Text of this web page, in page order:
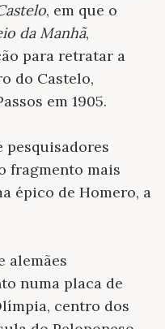
, em que o
da Manhã,
para retratar a
do Castelo,
em 1905.
pesquisadores
fragmento mais
épico de Homero, a
alemães
numa placa de
centro dos